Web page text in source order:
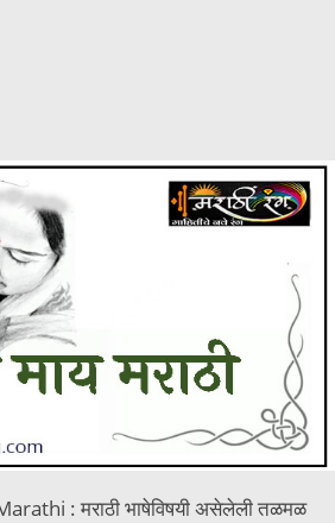
: मराठी भाषेविषयी असेलेली तळमळ